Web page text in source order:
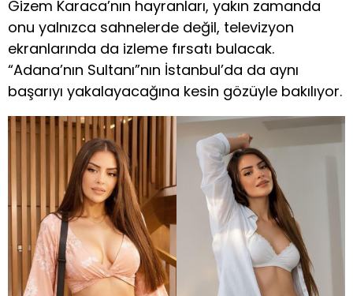
Gizem Karaca’nın hayranları, yakın zamanda
onu yalnızca sahnelerde değil, televizyon
ekranlarında da izleme fırsatı bulacak.
“Adana’nın Sultanı”nın İstanbul’da da aynı
başarıyı yakalayacağına kesin gözüyle bakılıyor.